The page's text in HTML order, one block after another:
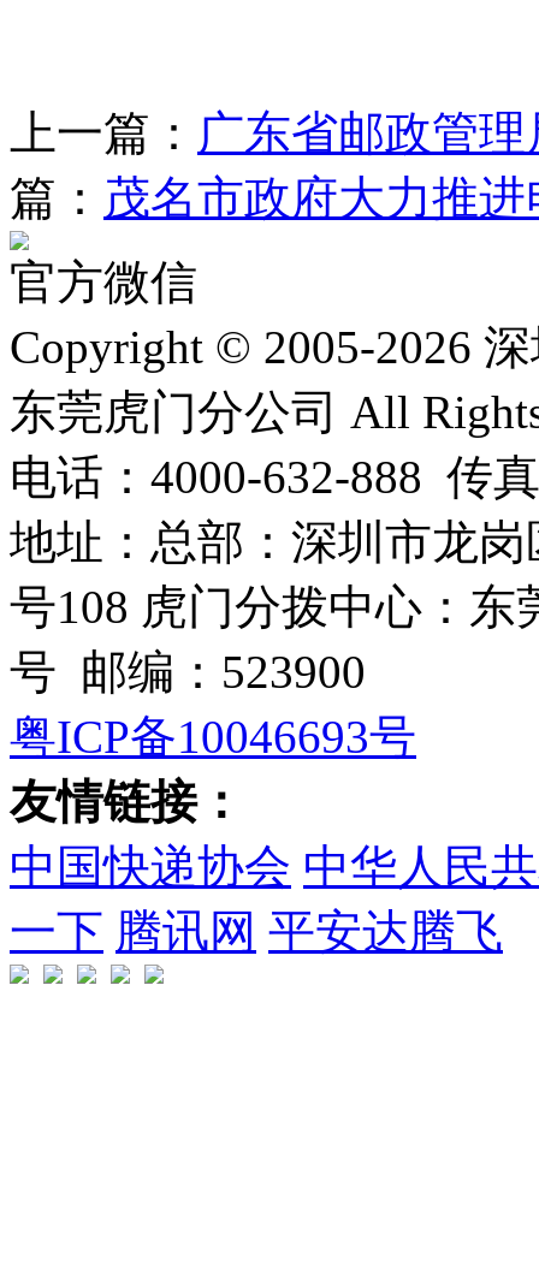
上一篇： 广东省邮政管
篇： 茂名市政府大力推
官方微信
Copyright © 2005-2026
东莞虎门分公司 All
电话：4000-632-888 传
地址：总部：深圳市龙
号108 虎门分拨中心：
号 邮编：523900
粤ICP备10046693号
友情链接：
中国快递协会 中华人民
一下 腾讯网 平安达腾飞